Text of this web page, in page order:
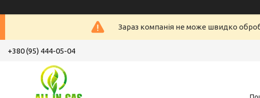
Зараз компанія не може швидко
+380 (95) 444-05-04